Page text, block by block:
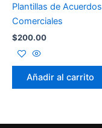
Plantillas de Acuerdos
Comerciales
$200.00
Añadir al carrito